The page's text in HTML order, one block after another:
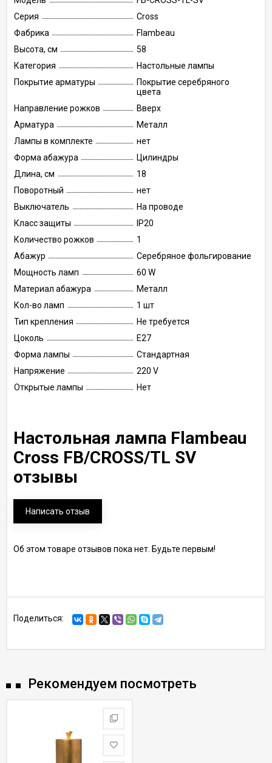
Серия
Cross
Фабрика
Flambeau
Высота, см
58
Категория
Настольные лампы
Покрытие арматуры
Покрытие серебряного
цвета
Направление рожков
Вверх
Арматура
Металл
Лампы в комплекте
нет
Форма абажура
Цилиндры
Длина, см
18
Поворотный
нет
Выключатель
На проводе
Класс защиты
IP20
Количество рожков
1
Абажур
Серебряное фольгирование
Мощность ламп
60 W
Материал абажура
Металл
Кол-во ламп
1 шт
Тип крепления
Не требуется
Цоколь
E27
Форма лампы
Стандартная
Напряжение
220 V
Открытые лампы
Нет
Настольная лампа Flambeau
Cross FB/CROSS/TL SV
отзывы
Написать отзыв
Об этом товаре отзывов пока нет. Будьте первым!
Поделиться:
Рекомендуем посмотреть